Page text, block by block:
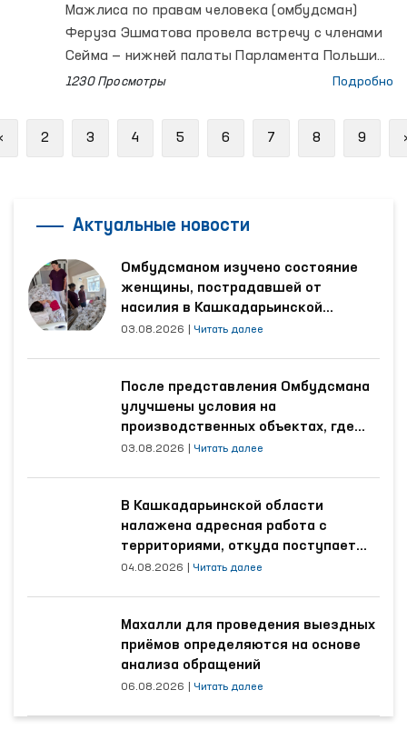
Мажлиса по правам человека (омбудсман)
Феруза Эшматова провела встречу с членами
Сейма — нижней палаты Парламента Польши
Мареком Жонсой, Вандой Новицкой и Алицией
1230 Просмотры Подробно
Previous
2 3 4 5 6 7 8 9
Актуальные новости
Омбудсманом изучено состояние
женщины, пострадавшей от
насилия в Кашкадарьинской
области
03.08.2026 Читать далее
После представления Омбудсмана
улучшены условия на
производственных объектах, где
трудятся осуждённые
03.08.2026 Читать далее
В Кашкадарьинской области
налажена адресная работа с
территориями, откуда поступает
наибольшее количество обращений
04.08.2026 Читать далее
Махалли для проведения выездных
приёмов определяются на основе
анализа обращений
06.08.2026 Читать далее